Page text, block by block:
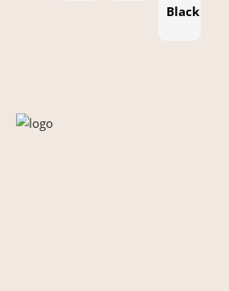
Black